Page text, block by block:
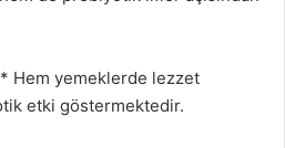
Hem yemeklerde lezzet
etki göstermektedir.